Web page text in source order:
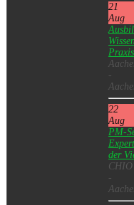
21
Aug
Praxis
-
22
Aug
PM-
der
CHIO
-